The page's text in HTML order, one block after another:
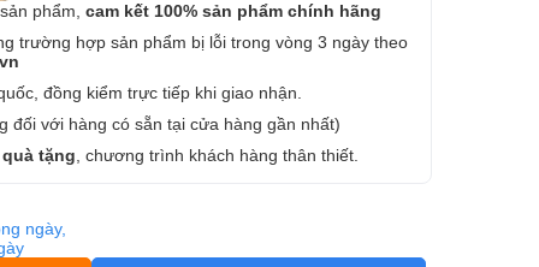
phẩm, cam kết 100% sản phẩm chính hãng
trường hợp sản phẩm bị lỗi trong vòng 3 ngày theo
đồng kiểm trực tiếp khi giao nhận.
đối với hàng có sẵn tại cửa hàng gần nhất)
tặng , chương trình khách hàng thân thiết.
ngày,